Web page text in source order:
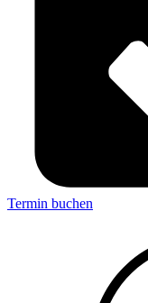
Termin buchen